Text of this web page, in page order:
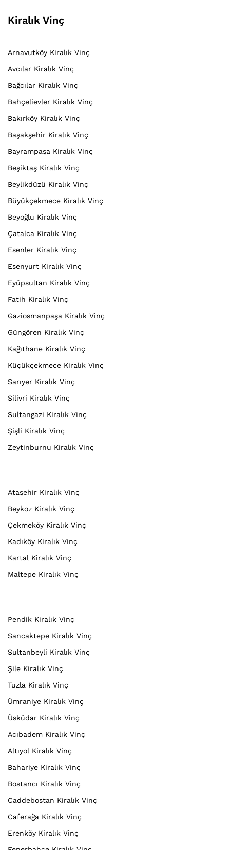
Kiralık Vinç
Arnavutköy Kiralık Vinç
Avcılar Kiralık Vinç
Bağcılar Kiralık Vinç
Bahçelievler Kiralık Vinç
Bakırköy Kiralık Vinç
Başakşehir Kiralık Vinç
Bayrampaşa Kiralık Vinç
Beşiktaş Kiralık Vinç
Beylikdüzü Kiralık Vinç
Büyükçekmece Kiralık Vinç
Beyoğlu Kiralık Vinç
Çatalca Kiralık Vinç
Esenler Kiralık Vinç
Esenyurt Kiralık Vinç
Eyüpsultan Kiralık Vinç
Fatih Kiralık Vinç
Gaziosmanpaşa Kiralık Vinç
Güngören Kiralık Vinç
Kağıthane Kiralık Vinç
Küçükçekmece Kiralık Vinç
Sarıyer Kiralık Vinç
Silivri Kiralık Vinç
Sultangazi Kiralık Vinç
Şişli Kiralık Vinç
Zeytinburnu Kiralık Vinç
Ataşehir Kiralık Vinç
Beykoz Kiralık Vinç
Çekmeköy Kiralık Vinç
Kadıköy Kiralık Vinç
Kartal Kiralık Vinç
Maltepe Kiralık Vinç
Pendik Kiralık Vinç
Sancaktepe Kiralık Vinç
Sultanbeyli Kiralık Vinç
Şile Kiralık Vinç
Tuzla Kiralık Vinç
Ümraniye Kiralık Vinç
Üsküdar Kiralık Vinç
Acıbadem Kiralık Vinç
Altıyol Kiralık Vinç
Bahariye Kiralık Vinç
Bostancı Kiralık Vinç
Caddebostan Kiralık Vinç
Caferağa Kiralık Vinç
Erenköy Kiralık Vinç